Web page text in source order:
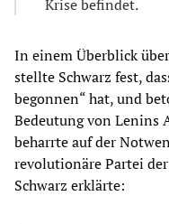
Krise befindet.
In einem Überblick
stellte Schwarz fest,
begonnen“ hat, und
Bedeutung von Lenins
beharrte auf der
revolutionäre Partei
Schwarz erklärte: